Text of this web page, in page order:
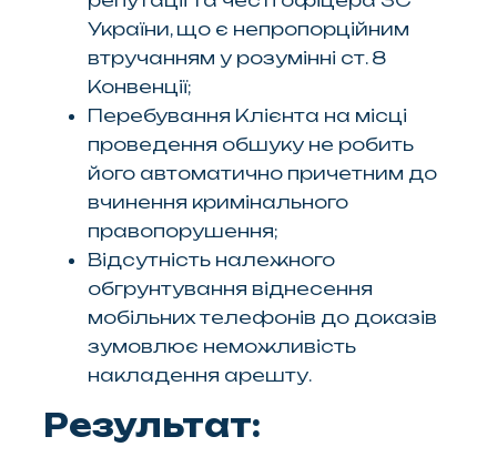
України, що є непропорційним
втручанням у розумінні ст. 8
Конвенції;
Перебування Клієнта на місці
проведення обшуку не робить
його автоматично причетним до
вчинення кримінального
правопорушення;
Відсутність належного
обгрунтування віднесення
мобільних телефонів до доказів
зумовлює неможливість
накладення арешту.
Результат: